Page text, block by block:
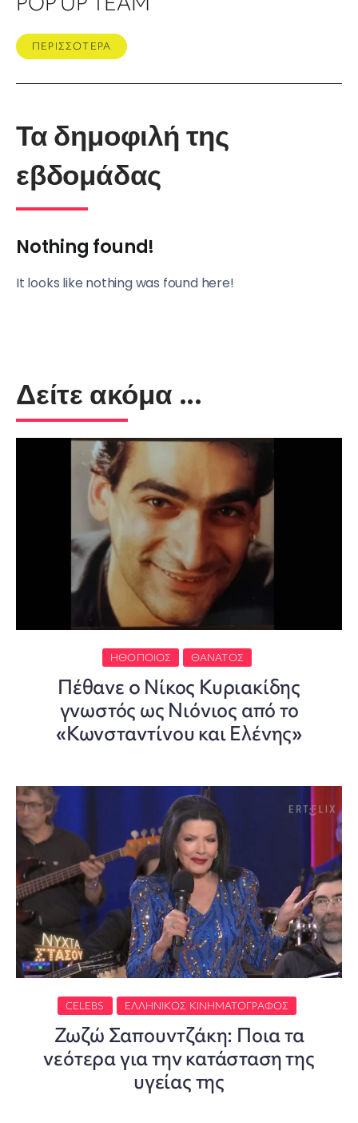
ΠΕΡΙΣΣΟΤΕΡΑ
Τα δημοφιλή της
εβδομάδας
Nothing found!
It looks like nothing was found here!
Δείτε ακόμα ...
ΗΘΟΠΟΙΌΣ ΘΆΝΑΤΟΣ
Πέθανε o Νίκος Κυριακίδης
γνωστός ως Νιόνιος από το
«Κωνσταντίνου και Ελένης»
CELEBS ΕΛΛΗΝΙΚΌΣ ΚΙΝΗΜΑΤΟΓΡΆΦΟΣ
Ζωζώ Σαπουντζάκη: Ποια τα
νεότερα για την κατάσταση της
υγείας της